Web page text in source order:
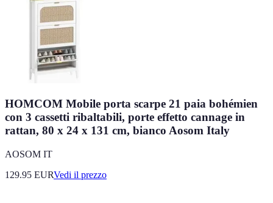
HOMCOM Mobile porta scarpe 21 paia bohémien
con 3 cassetti ribaltabili, porte effetto cannage in
rattan, 80 x 24 x 131 cm, bianco Aosom Italy
AOSOM IT
129.95 EURVedi il prezzo